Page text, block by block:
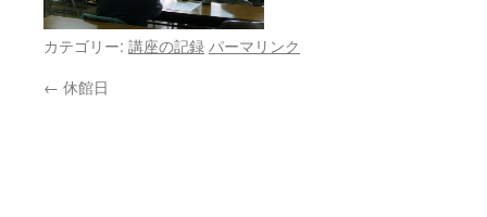
カテゴリー: 講座の記録 パーマリンク
← 休館日